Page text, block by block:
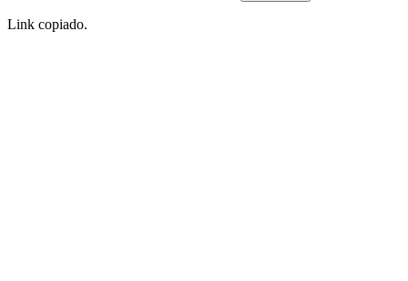
Link copiado.